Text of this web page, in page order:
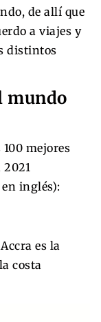
de allí que
a viajes y
distintos
mundo
mejores
inglés):
es la
costa